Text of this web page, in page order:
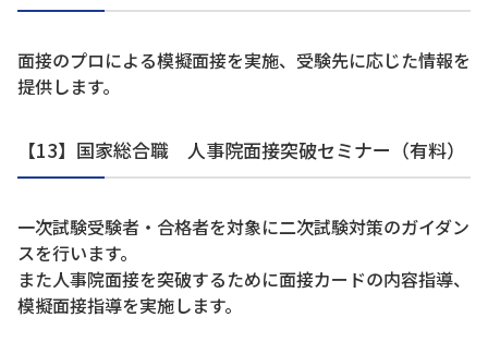
面接のプロによる模擬面接を実施、受験先に応じた情報を
提供します。
【13】国家総合職 人事院面接突破セミナー（有料）
一次試験受験者・合格者を対象に二次試験対策のガイダン
スを行います。
また人事院面接を突破するために面接カードの内容指導、
模擬面接指導を実施します。